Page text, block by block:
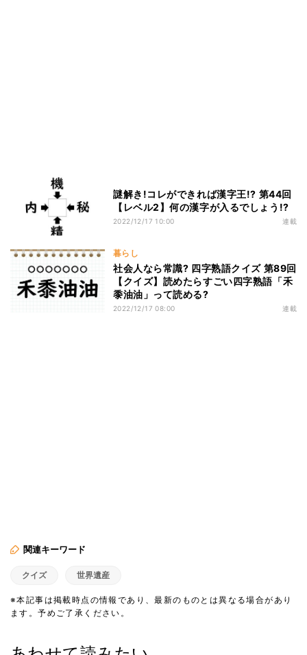
謎解き!コレができれば漢字王!? 第44回
【レベル2】何の漢字が入るでしょう!?
2022/12/17 10:00 連載
暮らし
社会人なら常識? 四字熟語クイズ 第89回
【クイズ】読めたらすごい四字熟語「禾
黍油油」って読める?
2022/12/17 08:00 連載
関連キーワード
クイズ 世界遺産
※本記事は掲載時点の情報であり、最新のものとは異なる場合があり
ます。予めご了承ください。